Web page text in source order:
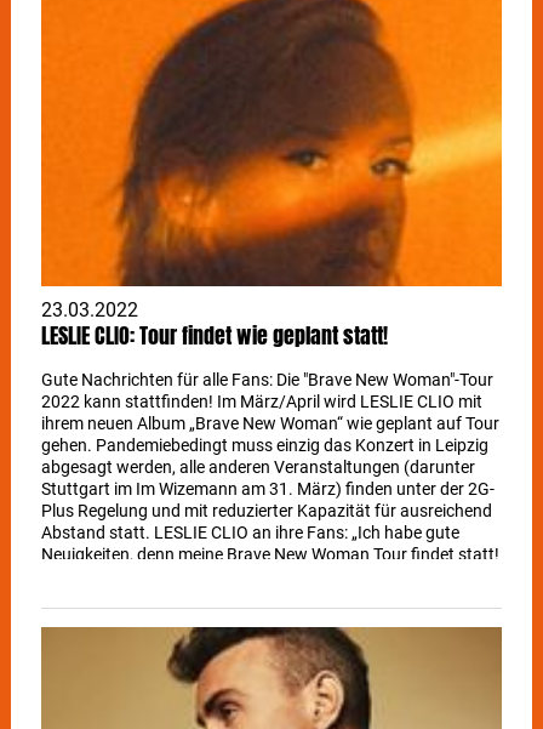
23.03.2022
LESLIE CLIO: Tour findet wie geplant statt!
Gute Nachrichten für alle Fans: Die "Brave New Woman"-Tour
2022 kann stattfinden! Im März/April wird LESLIE CLIO mit
ihrem neuen Album „Brave New Woman“ wie geplant auf Tour
gehen. Pandemiebedingt muss einzig das Konzert in Leipzig
abgesagt werden, alle anderen Veranstaltungen (darunter
Stuttgart im Im Wizemann am 31. März) finden unter der 2G-
Plus Regelung und mit reduzierter Kapazität für ausreichend
Abstand statt. LESLIE CLIO an ihre Fans: „Ich habe gute
Neuigkeiten, denn meine Brave New Woman Tour findet statt!
gesund!“ Am 4. Februar 2022 erschien das neue und vierte,
von den Medien und Fans hochgelobte LESLIE CLIO-Album
„Brave New Woman“. Zuvor hatte die echo-nominierte
Sängerin und Songschreiberin ihre eigene Plattenfirma